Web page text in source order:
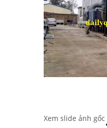
Xem slide ảnh gốc